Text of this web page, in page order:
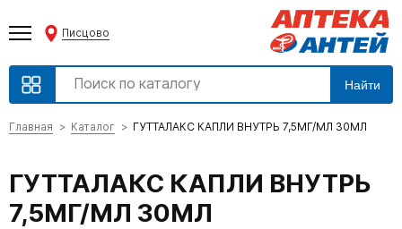
Писцово
Найти
Главная Каталог ГУТТАЛАКС КАПЛИ ВНУТРЬ 7,5МГ/МЛ 30МЛ
ГУТТАЛАКС КАПЛИ ВНУТРЬ
7,5МГ/МЛ 30МЛ